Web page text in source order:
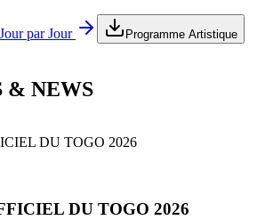
par Jour Programme Artistique
& NEWS
DU TOGO 2026